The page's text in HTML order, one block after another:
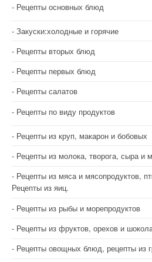
Рецепты основных блюд
Закуски:холодные и горячие
Рецепты вторых блюд
Рецепты первых блюд
Рецепты салатов
Рецепты по виду продуктов
Рецепты из круп, макарон и бобовых
Рецепты из молока, творога, сыра и
Рецепты из мяса и мясопродуктов,
Рецепты из яиц.
Рецепты из рыбы и морепродуктов
Рецепты из фруктов, орехов и
Рецепты овощных блюд, рецепты из